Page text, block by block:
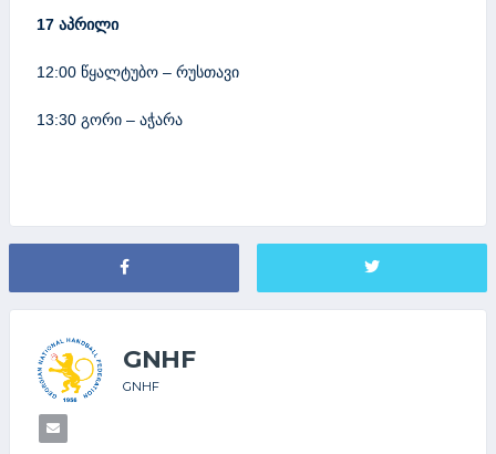
17 აპრილი
12:00 წყალტუბო – რუსთავი
13:30 გორი – აჭარა
GNHF
GNHF